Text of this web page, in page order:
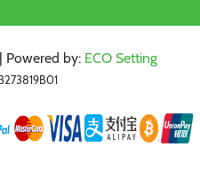
Powered by: ECO Setting